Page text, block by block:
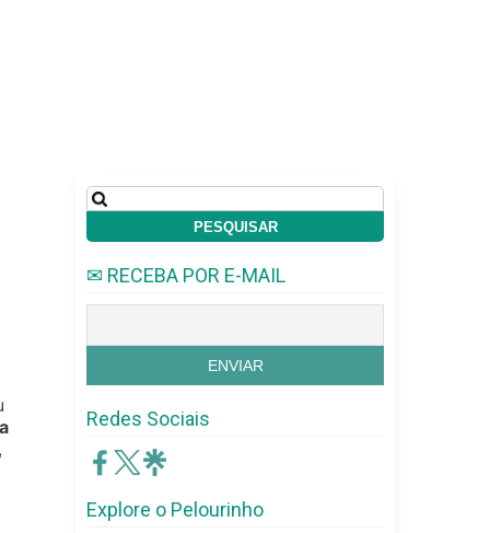
Pesquisar
por:
✉ RECEBA POR E-MAIL
Redes Sociais
Explore o Pelourinho